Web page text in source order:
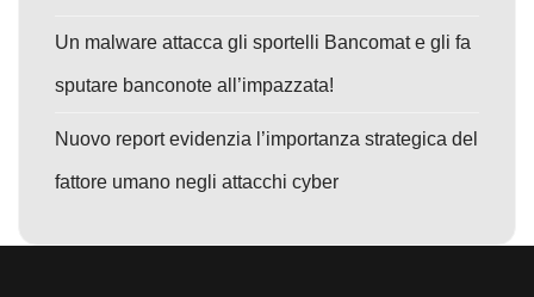
Un malware attacca gli sportelli Bancomat e gli fa
sputare banconote all’impazzata!
Nuovo report evidenzia l’importanza strategica del
fattore umano negli attacchi cyber